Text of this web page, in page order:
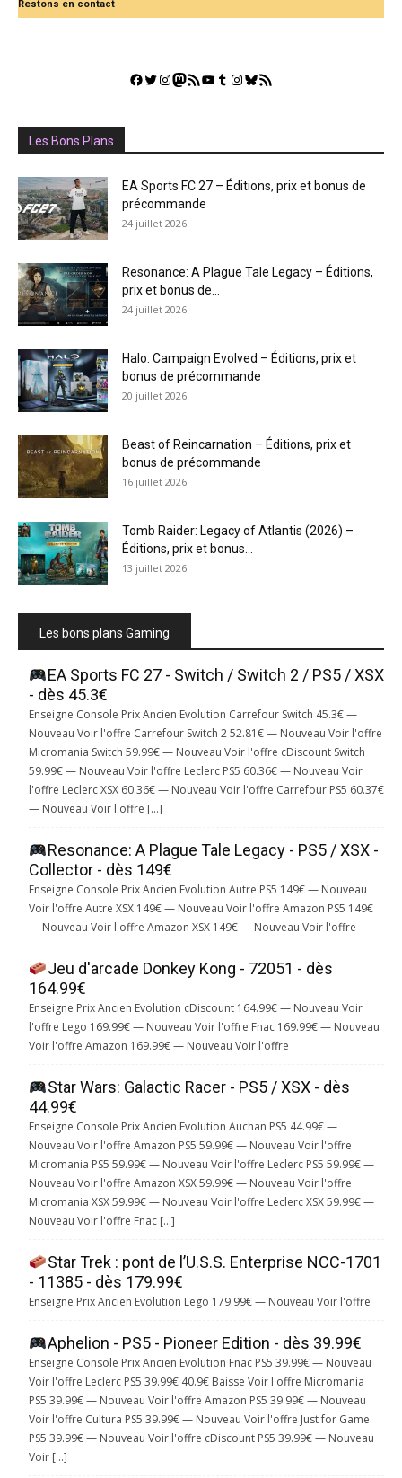
Restons en contact
Facebook
Twitter
Instagram
Mastodon
Flux RSSYouTube
Tumblr
Instagram
Bluesky
GestGame
Les Bons Plans
EA Sports FC 27 – Éditions, prix et bonus de
précommande
24 juillet 2026
Resonance: A Plague Tale Legacy – Éditions,
prix et bonus de...
24 juillet 2026
Halo: Campaign Evolved – Éditions, prix et
bonus de précommande
20 juillet 2026
Beast of Reincarnation – Éditions, prix et
bonus de précommande
16 juillet 2026
Tomb Raider: Legacy of Atlantis (2026) –
Éditions, prix et bonus...
13 juillet 2026
Les bons plans Gaming
EA Sports FC 27 - Switch / Switch 2 / PS5 / XSX
- dès 45.3€
Enseigne Console Prix Ancien Evolution Carrefour Switch 45.3€ —
Nouveau Voir l'offre Carrefour Switch 2 52.81€ — Nouveau Voir l'offre
Micromania Switch 59.99€ — Nouveau Voir l'offre cDiscount Switch
59.99€ — Nouveau Voir l'offre Leclerc PS5 60.36€ — Nouveau Voir
l'offre Leclerc XSX 60.36€ — Nouveau Voir l'offre Carrefour PS5 60.37€
— Nouveau Voir l'offre […]
Resonance: A Plague Tale Legacy - PS5 / XSX -
Collector - dès 149€
Enseigne Console Prix Ancien Evolution Autre PS5 149€ — Nouveau
Voir l'offre Autre XSX 149€ — Nouveau Voir l'offre Amazon PS5 149€
— Nouveau Voir l'offre Amazon XSX 149€ — Nouveau Voir l'offre
Jeu d'arcade Donkey Kong - 72051 - dès
164.99€
Enseigne Prix Ancien Evolution cDiscount 164.99€ — Nouveau Voir
l'offre Lego 169.99€ — Nouveau Voir l'offre Fnac 169.99€ — Nouveau
Voir l'offre Amazon 169.99€ — Nouveau Voir l'offre
Star Wars: Galactic Racer - PS5 / XSX - dès
44.99€
Enseigne Console Prix Ancien Evolution Auchan PS5 44.99€ —
Nouveau Voir l'offre Amazon PS5 59.99€ — Nouveau Voir l'offre
Micromania PS5 59.99€ — Nouveau Voir l'offre Leclerc PS5 59.99€ —
Nouveau Voir l'offre Amazon XSX 59.99€ — Nouveau Voir l'offre
Micromania XSX 59.99€ — Nouveau Voir l'offre Leclerc XSX 59.99€ —
Nouveau Voir l'offre Fnac […]
Star Trek : pont de l’U.S.S. Enterprise NCC-1701
- 11385 - dès 179.99€
Enseigne Prix Ancien Evolution Lego 179.99€ — Nouveau Voir l'offre
Aphelion - PS5 - Pioneer Edition - dès 39.99€
Enseigne Console Prix Ancien Evolution Fnac PS5 39.99€ — Nouveau
Voir l'offre Leclerc PS5 39.99€ 40.9€ Baisse Voir l'offre Micromania
PS5 39.99€ — Nouveau Voir l'offre Amazon PS5 39.99€ — Nouveau
Voir l'offre Cultura PS5 39.99€ — Nouveau Voir l'offre Just for Game
PS5 39.99€ — Nouveau Voir l'offre cDiscount PS5 39.99€ — Nouveau
Voir […]